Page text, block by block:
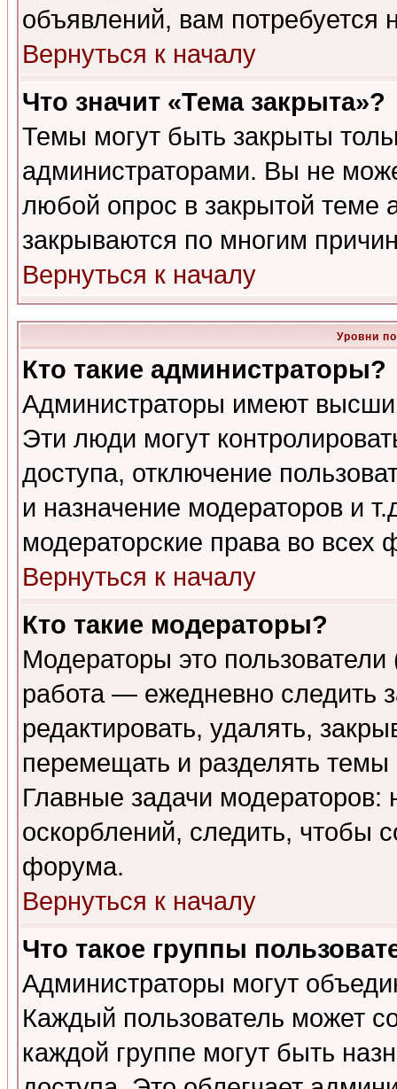
объявлений, вам потребуется
Вернуться к началу
Что значит «Тема закрыта»?
Темы могут быть закрыты
администраторами. Вы не
любой опрос в закрытой теме
закрываются по многим
Вернуться к началу
Уровни
Кто такие администраторы?
Администраторы имеют
Эти люди могут
доступа, отключение
и назначение модераторов и
модераторские права во всех
Вернуться к началу
Кто такие модераторы?
Модераторы это
работа — ежедневно следить
редактировать, удалять,
перемещать и разделять
Главные задачи
оскорблений, следить, чтобы
форума.
Вернуться к началу
Что такое группы
Администраторы могут
Каждый пользователь может
каждой группе могут быть